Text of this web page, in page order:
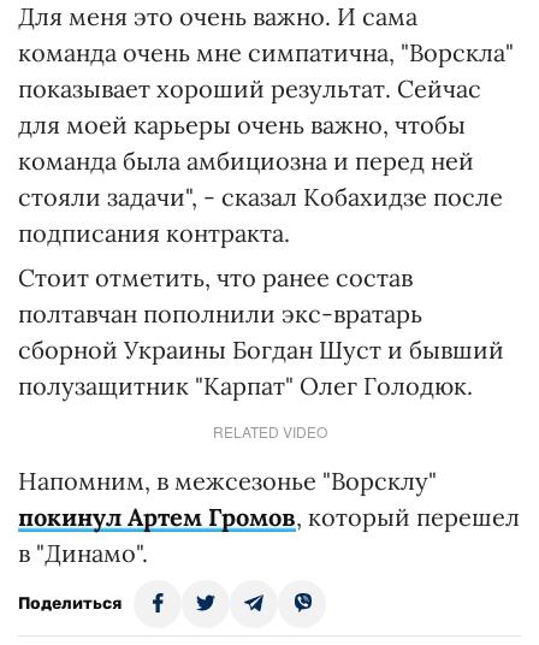
Для меня это очень важно. И сама
команда очень мне симпатична, "Ворскла"
показывает хороший результат. Сейчас
для моей карьеры очень важно, чтобы
команда была амбициозна и перед ней
стояли задачи", - сказал Кобахидзе после
подписания контракта.
Стоит отметить, что ранее состав
полтавчан пополнили экс-вратарь
сборной Украины Богдан Шуст и бывший
полузащитник "Карпат" Олег Голодюк.
RELATED VIDEO
Напомним, в межсезонье "Ворсклу"
покинул Артем Громов, который перешел
в "Динамо".
Поделиться